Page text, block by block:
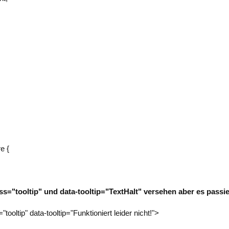
{
und data-tooltip="TextHalt" versehen aber es
data-tooltip="Funktioniert leider nicht!">